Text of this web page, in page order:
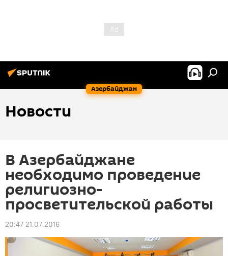
Азербайджан
Новости
В Азербайджане
необходимо проведение
религиозно-
просветительской работы
20:47 21.07.2016